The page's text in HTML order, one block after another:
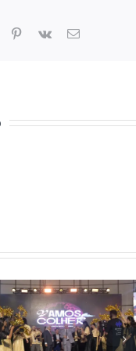
TumblrPinterest
Vk
E-
Casa da